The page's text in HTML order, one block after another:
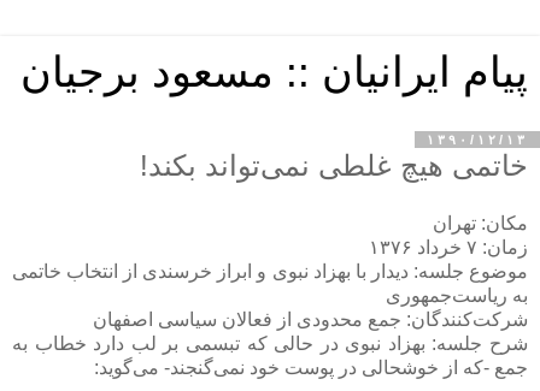
پیام ایرانیان :: مسعود برجیان
۱۳۹۰/۱۲/۱۳
خاتمی هیچ غلطی نمی‌تواند بکند!
مكان: تهران
زمان: ۷ خرداد ۱۳۷۶
موضوع جلسه: دیدار با بهزاد نبوی و ابراز خرسندی از انتخاب خاتمی
به ریاست‌جمهوری
شركت‌كنندگان: جمع محدودی از فعالان سیاسی اصفهان
شرح جلسه: بهزاد نبوی در حالی كه تبسمی بر لب دارد خطاب به
جمع -كه از خوشحالی در پوست خود نمی‌گنجند- می‌گوید: